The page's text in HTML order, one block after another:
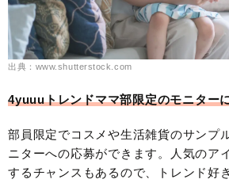
出典：www.shutterstock.com
4yuuuトレンドママ部限定のモニター
部員限定でコスメや生活雑貨のサンプ
ニターへの応募ができます。人気のア
するチャンスもあるので、トレンド好